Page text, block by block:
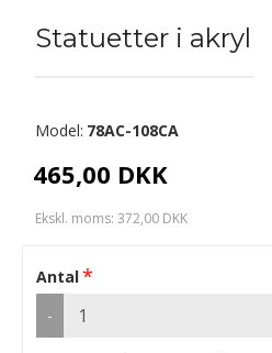
Statuetter i akryl
465,00 DKK
Ekskl. moms: 372,00 DKK
Model: 78AC-108CA
Antal
-